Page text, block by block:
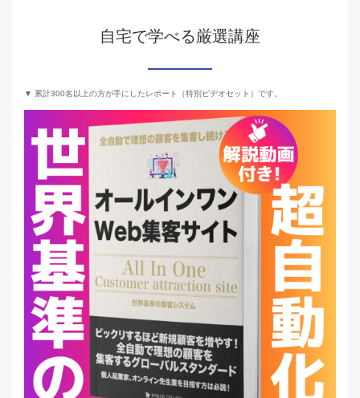
自宅で学べる厳選講座
▼ 累計300名以上の方が手にしたレポート（特別ビデオセット）です。